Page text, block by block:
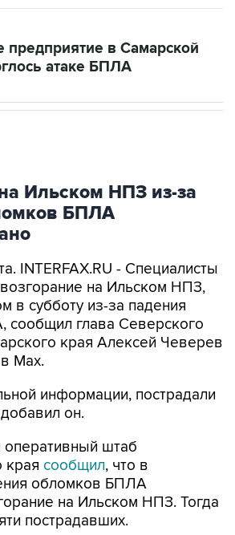
в Самарской
атаке БПЛА
Ильском НПЗ из-за
БПЛА
INTERFAX.RU - Специалисты
на Ильском НПЗ,
в субботу из-за падения
глава Северского
края Алексей Чеверев
Max.
информации, пострадали
он.
оперативный штаб
края сообщил, что в
обломков БПЛА
на Ильском НПЗ. Тогда
пострадавших.